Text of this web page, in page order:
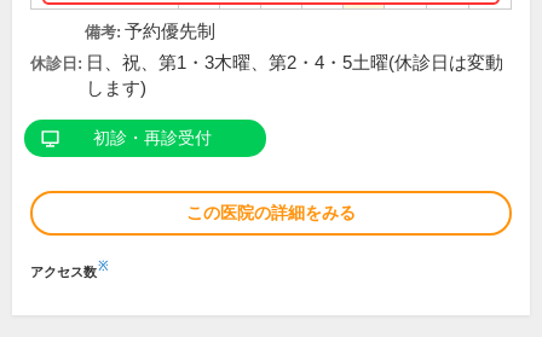
備考: 予約優先制
休診日: 日、祝、第1・3木曜、第2・4・5土曜(休診日は変動
します)
初診・再診受付
この医院の詳細をみる
アクセス数※